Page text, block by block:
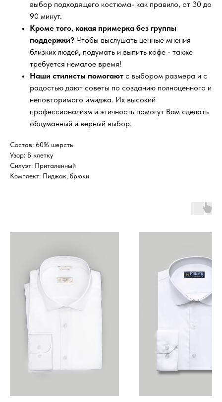
выбор подходящего костюма- как правило, от 30 до
90 минут.
Кроме того, какая примерка без группы
поддержки? Чтобы выслушать ценные мнения
близких людей, подумать и выпить кофе - также
требуется немалое время!
Наши стилисты помогают с выбором размера и с
радостью дают советы по созданию полноценного и
неповторимого имиджа. Их высокий
профессионализм и этичность помогут Вам сделать
обдуманный и верный выбор.
Состав: 60% шерсть
Узор: В клетку
Силуэт: Приталенный
Комплект: Пиджак, брюки